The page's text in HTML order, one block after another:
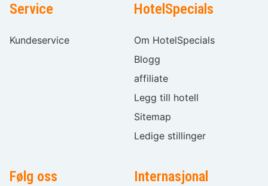
Service
Kundeservice
HotelSpecials
Om HotelSpecials
Blogg
affiliate
Legg till hotell
Sitemap
Ledige stillinger
Følg oss Internasjonal